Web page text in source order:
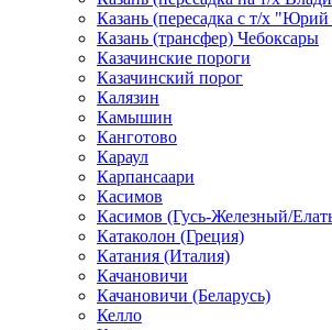
Казань (пересадка с т/х
Казань (трансфер) Чебоксары
Казачинские пороги
Казачинский порог
Калязин
Камышин
Канготово
Караул
Карпансаари
Касимов
Касимов (Гусь-Железный/
Катаколон (Греция)
Катания (Италия)
Качановичи
Качановичи (Беларусь)
Келло